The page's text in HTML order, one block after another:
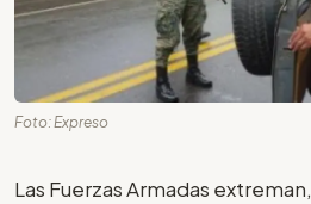
Foto: Expreso
Las Fuerzas Armadas